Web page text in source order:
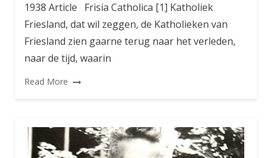
1938 Article Frisia Catholica [1] Katholiek
Friesland, dat wil zeggen, de Katholieken van
Friesland zien gaarne terug naar het verleden,
naar de tijd, waarin
Read More